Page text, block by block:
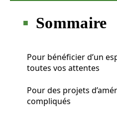
Sommaire
Pour bénéficier d’un
toutes vos attentes
Pour des projets
compliqués